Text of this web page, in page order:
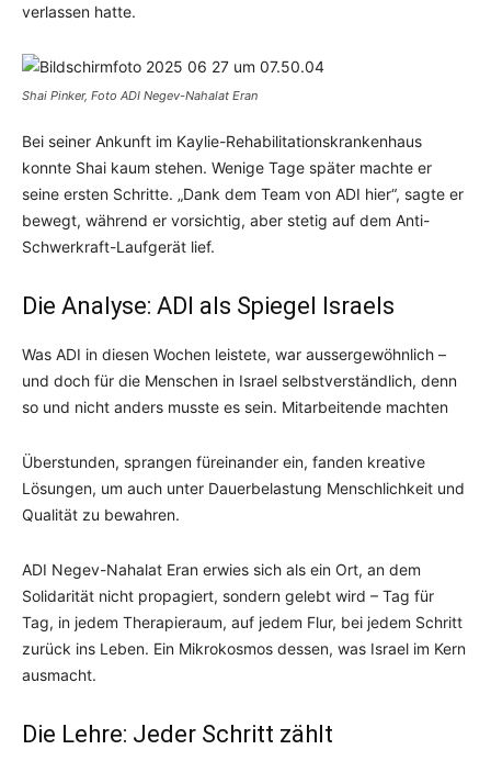
verlassen hatte.
Shai Pinker, Foto ADI Negev-Nahalat Eran
Bei seiner Ankunft im Kaylie-Rehabilitationskrankenhaus
konnte Shai kaum stehen. Wenige Tage später machte er
seine ersten Schritte. „Dank dem Team von ADI hier“, sagte er
bewegt, während er vorsichtig, aber stetig auf dem Anti-
Schwerkraft-Laufgerät lief.
Die Analyse: ADI als Spiegel Israels
Was ADI in diesen Wochen leistete, war aussergewöhnlich –
und doch für die Menschen in Israel selbstverständlich, denn
so und nicht anders musste es sein. Mitarbeitende machten
Überstunden, sprangen füreinander ein, fanden kreative
Lösungen, um auch unter Dauerbelastung Menschlichkeit und
Qualität zu bewahren.
ADI Negev-Nahalat Eran erwies sich als ein Ort, an dem
Solidarität nicht propagiert, sondern gelebt wird – Tag für
Tag, in jedem Therapieraum, auf jedem Flur, bei jedem Schritt
zurück ins Leben. Ein Mikrokosmos dessen, was Israel im Kern
ausmacht.
Die Lehre: Jeder Schritt zählt